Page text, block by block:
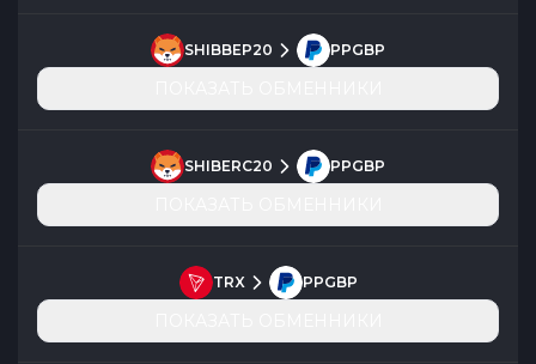
SHIBBEP20 PPGBP
SHIBERC20 PPGBP
TRX PPGBP